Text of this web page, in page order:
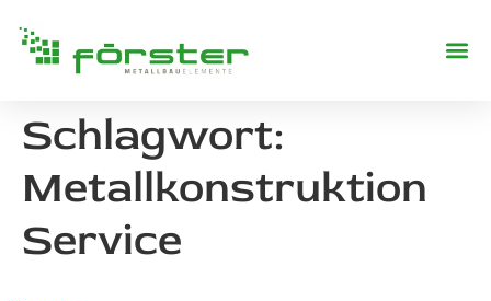
Schlagwort:
Metallkonstruktion
Service